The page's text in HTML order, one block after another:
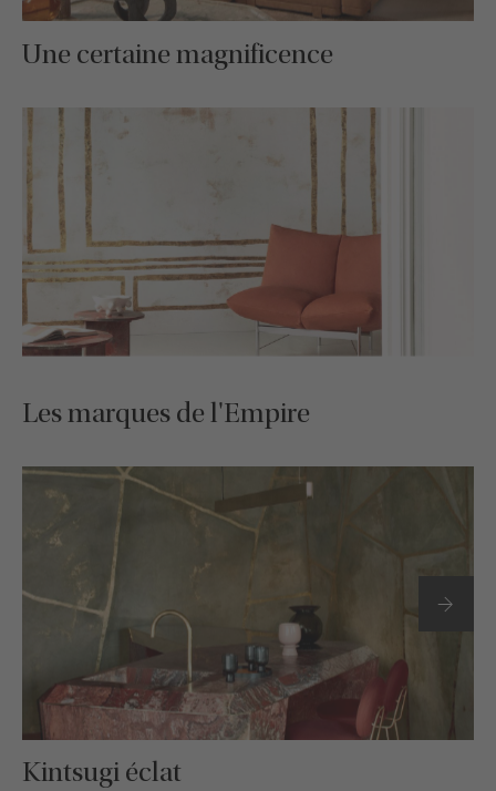
Une certaine magnificence
Les marques de l'Empire
Kintsugi éclat